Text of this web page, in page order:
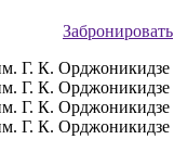
Забронировать